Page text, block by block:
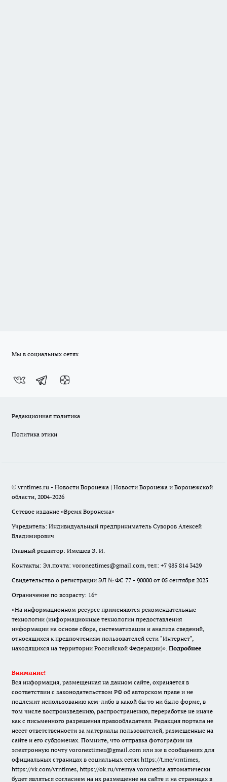
Мы в социальных сетях
Редакционная политика
Политика этики
© vrntimes.ru - Новости Воронежа | Новости Воронежа и Воронежской
области, 2004-2026
Сетевое издание «Время Воронежа»
Учредитель: Индивидуальный предприниматель Суворов Алексей
Владимирович
Главный редактор: Имешев Э. И.
Контакты: Эл.почта: voroneztimes@gmail.com, тел: +7 985 814 3429
Свидетельство о регистрации ЭЛ № ФС 77 - 90000 от 05 сентября 2025
Ограничение по возрасту: 16+
«На информационном ресурсе применяются рекомендательные
технологии (информационные технологии предоставления
информации на основе сбора, систематизации и анализа сведений,
относящихся к предпочтениям пользователей сети "Интернет",
находящихся на территории Российской Федерации)». Подробнее
Внимание!
Вся информация, размещенная на данном сайте, охраняется в
соответствии с законодательством РФ об авторском праве и не
подлежит использованию кем-либо в какой бы то ни было форме, в
том числе воспроизведению, распространению, переработке не иначе
как с письменного разрешения правообладателя. Редакция портала не
несет ответственности за материалы пользователей, размещенные на
сайте и его субдоменах. Помните, что отправка фотографии на
электронную почту voroneztimes@gmail.com или же в сообщениях для
официальных страницах в социальных сетях https://t.me/vrntimes,
https://vk.com/vrntimes, https://ok.ru/vremya.voronezha автоматически
будет являться согласием на их размещение на сайте и на страницах в